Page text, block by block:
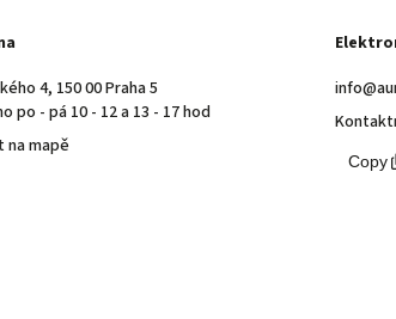
4, 150 00 Praha 5
po - pá 10 - 12 a 13 - 17 hod
na mapě